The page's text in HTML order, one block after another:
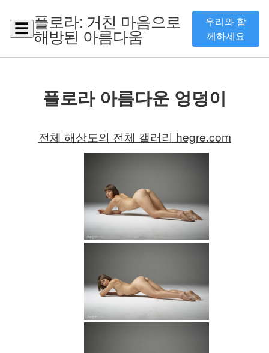
☰ 플로라: 거친 마음으로
해방된 아름다움
우리와 함
께하세요
플로라 아름다운 엉덩이
전체 해상도의 전체 갤러리 hegre.com